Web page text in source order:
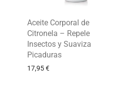
Aceite Corporal de
Citronela – Repele
Insectos y Suaviza
Picaduras
17,95€